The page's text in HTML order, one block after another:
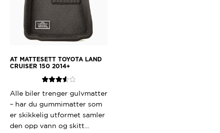
AT MATTESETT TOYOTA LAND
CRUISER 150 2014+
3.67av 5
Alle biler trenger gulvmatter
– har du gummimatter som
er skikkelig utformet samler
den opp vann og skitt…